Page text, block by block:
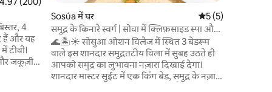
4
हैं और यह
टीवी।
जकूज़ी
Sosúa में घर औसत रेटिंग 5 में से 5,
5 (5)
समुद्र के किनारे स्वर्ग | सोवा में क्लिफ़साइड स्पा और
पूल
🌊🏝️☀️ सोसुआ ओशन विलेज में स्थित 3 बेडरूम
वाले इस शानदार समुद्रतटीय विला में सुबह उठते ही
आपको समुद्र का लुभावना नज़ारा दिखाई देगा।
शानदार मास्टर सुईट में एक किंग बेड, समुद्र के नज़ारे